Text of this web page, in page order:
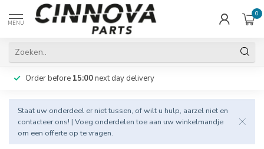
MENU
0
Order before 15:00next day delivery
Staat uw onderdeel er niet tussen, of wilt u hulp, aarzel niet en
contacteer ons! | Voeg onderdelen toe aan uw winkelmandje
om een offerte op te vragen.